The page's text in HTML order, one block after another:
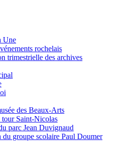
Une
rochelais
trimestrielle des archives
des Beaux-Arts
tour Saint-Nicolas
parc Jean Duvignaud
du groupe scolaire Paul Doumer